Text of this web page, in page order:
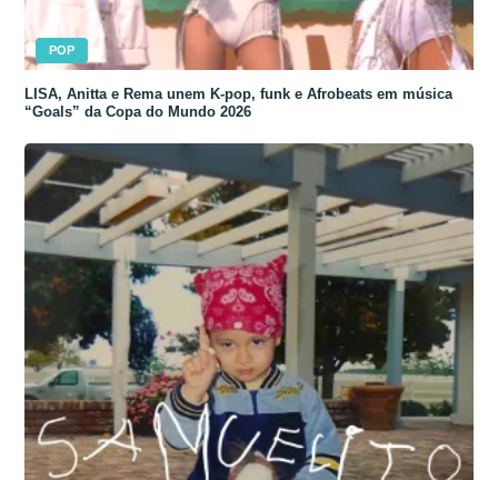
POP
LISA, Anitta e Rema unem K-pop, funk e Afrobeats em música
“Goals” da Copa do Mundo 2026